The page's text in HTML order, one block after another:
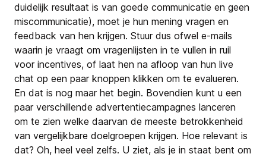
duidelijk resultaat is van goede communicatie en geen
miscommunicatie), moet je hun mening vragen en
feedback van hen krijgen. Stuur dus ofwel e-mails
waarin je vraagt om vragenlijsten in te vullen in ruil
voor incentives, of laat hen na afloop van hun live
chat op een paar knoppen klikken om te evalueren.
En dat is nog maar het begin. Bovendien kunt u een
paar verschillende advertentiecampagnes lanceren
om te zien welke daarvan de meeste betrokkenheid
van vergelijkbare doelgroepen krijgen. Hoe relevant is
dat? Oh, heel veel zelfs. U ziet, als je in staat bent om